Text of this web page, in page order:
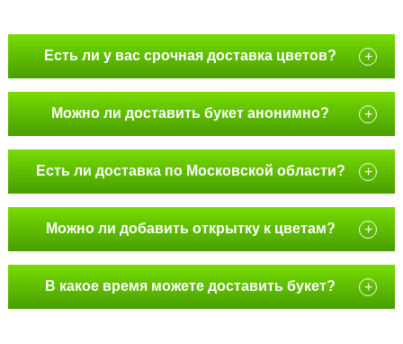
Есть ли у вас срочная доставка цветов? +
Можно ли доставить букет анонимно? +
Есть ли доставка по Московской области? +
Можно ли добавить открытку к цветам? +
В какое время можете доставить букет? +